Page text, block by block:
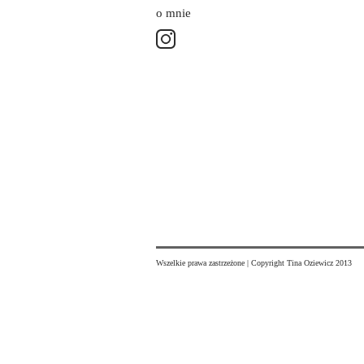
o mnie
Wszelkie prawa zastrzeżone | Copyright Tina Oziewicz 2013